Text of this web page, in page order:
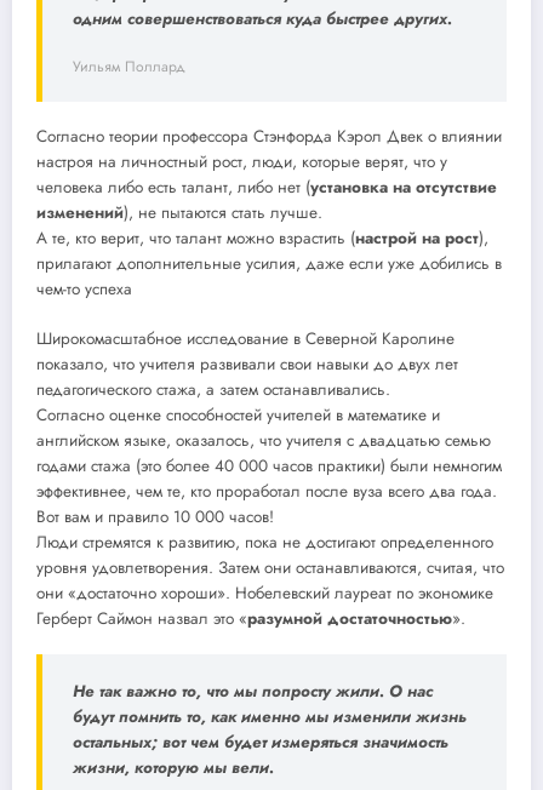
одним совершенствоваться куда быстрее других.
Уильям Поллард
Согласно теории профессора Стэнфорда Кэрол Двек о влиянии
настроя на личностный рост, люди, которые верят, что у
человека либо есть талант, либо нет (установка на отсутствие
изменений), не пытаются стать лучше.
А те, кто верит, что талант можно взрастить (настрой на рост),
прилагают дополнительные усилия, даже если уже добились в
чем-то успеха
Широкомасштабное исследование в Северной Каролине
показало, что учителя развивали свои навыки до двух лет
педагогического стажа, а затем останавливались.
Согласно оценке способностей учителей в математике и
английском языке, оказалось, что учителя с двадцатью семью
годами стажа (это более 40 000 часов практики) были немногим
эффективнее, чем те, кто проработал после вуза всего два года.
Вот вам и правило 10 000 часов!
Люди стремятся к развитию, пока не достигают определенного
уровня удовлетворения. Затем они останавливаются, считая, что
они «достаточно хороши». Нобелевский лауреат по экономике
Герберт Саймон назвал это «разумной достаточностью».
Не так важно то, что мы попросту жили. О нас
будут помнить то, как именно мы изменили жизнь
остальных; вот чем будет измеряться значимость
жизни, которую мы вели.